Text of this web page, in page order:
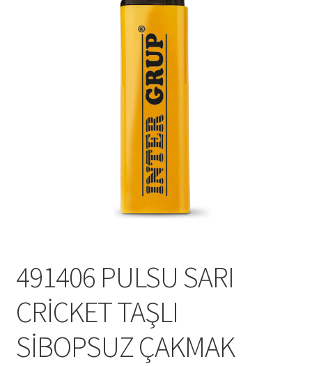
İPTAL VE İADE KOŞULLARI
Mesafeli Satış Sözleşmesi
491406 PULSU SARI
CRİCKET TAŞLI
SİBOPSUZ ÇAKMAK